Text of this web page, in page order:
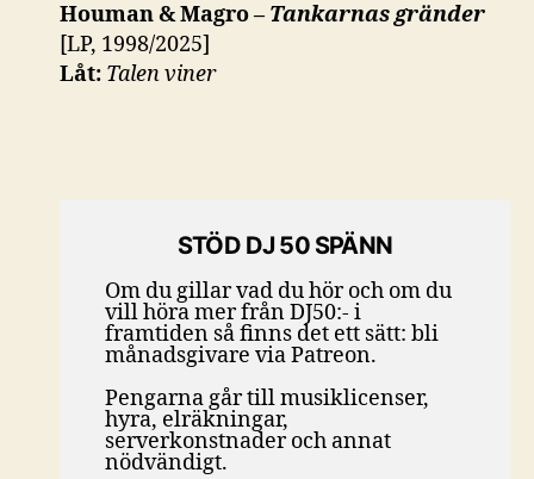
Houman & Magro – Tankarnas gränder
[LP, 1998/2025]
Låt: Talen viner
STÖD DJ 50 SPÄNN
Om du gillar vad du hör och om du
vill höra mer från DJ50:- i
framtiden så finns det ett sätt: bli
månadsgivare via Patreon.
Pengarna går till musiklicenser,
hyra, elräkningar,
serverkonstnader och annat
nödvändigt.